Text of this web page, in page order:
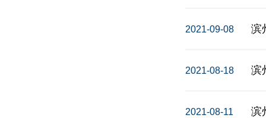
2021-09-08 滨
2021-08-18 滨
2021-08-11 滨